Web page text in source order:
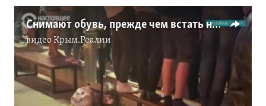
Снимают обувь, прежде чем встать на лавочку. Как протестуют белорусы (видео)
видеоКрым.Реалии